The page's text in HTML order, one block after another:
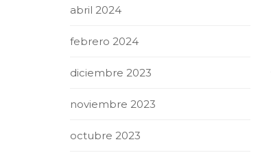
abril 2024
febrero 2024
diciembre 2023
noviembre 2023
octubre 2023